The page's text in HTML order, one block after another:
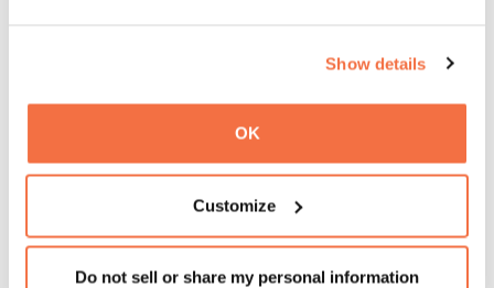
Show details
OK
Customize
Do not sell or share my personal information